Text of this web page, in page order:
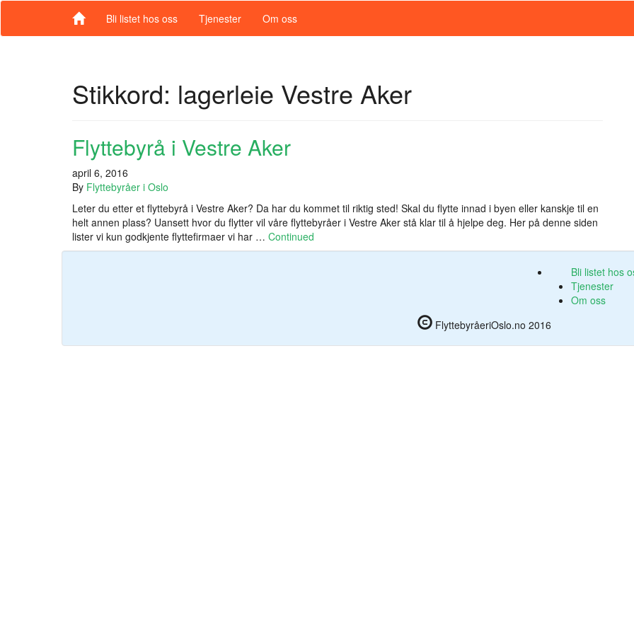
Bli listet hos oss Tjenester Om oss
Stikkord: lagerleie Vestre Aker
Flyttebyrå i Vestre Aker
april 6, 2016
By Flyttebyråer i Oslo
Leter du etter et flyttebyrå i Vestre Aker? Da har du kommet til riktig sted! Skal du flytte innad i byen eller kanskje til en
helt annen plass? Uansett hvor du flytter vil våre flyttebyråer i Vestre Aker stå klar til å hjelpe deg. Her på denne siden
lister vi kun godkjente flyttefirmaer vi har … Continued
Bli listet hos
Tjenester
Om oss
FlyttebyråeriOslo.no 2016